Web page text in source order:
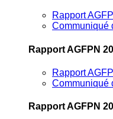
Rapport
Communiqué
Rapport AGFPN
Rapport
Communiqué
Rapport AGFPN